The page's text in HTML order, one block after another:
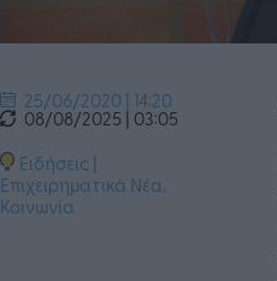
25/06/2020 | 14:20
08/08/2025 | 03:05
Ειδήσεις |
Επιχειρηματικά Νέα,
Κοινωνία